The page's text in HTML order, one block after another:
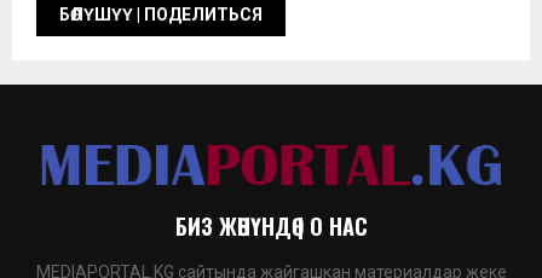
БИЗ ЖӨНҮНДӨ | О НАС
MEDIAPORTAL.KG сайтында жайгашкан материалдар жеке